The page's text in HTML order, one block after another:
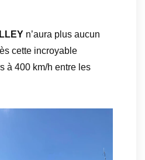
n’aura plus aucun
cette incroyable
à 400 km/h entre les